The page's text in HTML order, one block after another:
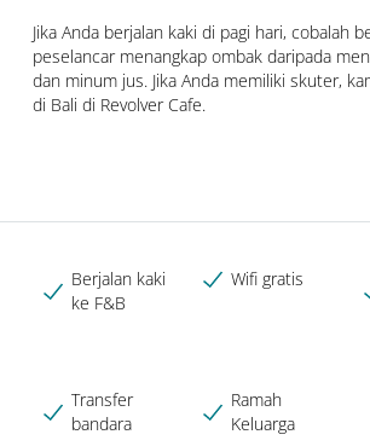
Jika Anda berjalan kaki di pagi hari, cobalah
peselancar menangkap ombak daripada
dan minum jus. Jika Anda memiliki skuter,
di Bali di Revolver Cafe.
Berjalan kaki
ke F&B
Wifi gratis
Transfer
bandara
Ramah
Keluarga